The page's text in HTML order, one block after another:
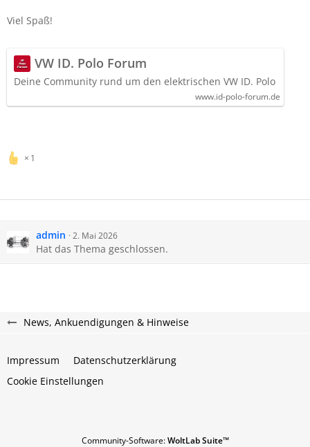
Viel Spaß!
VW ID. Polo Forum
Deine Community rund um den elektrischen VW ID. Polo
www.id-polo-forum.de
1
admin 2. Mai 2026
Hat das Thema geschlossen.
News, Ankuendigungen & Hinweise
Impressum
Datenschutzerklärung
Cookie Einstellungen
Community-Software:WoltLab Suite™